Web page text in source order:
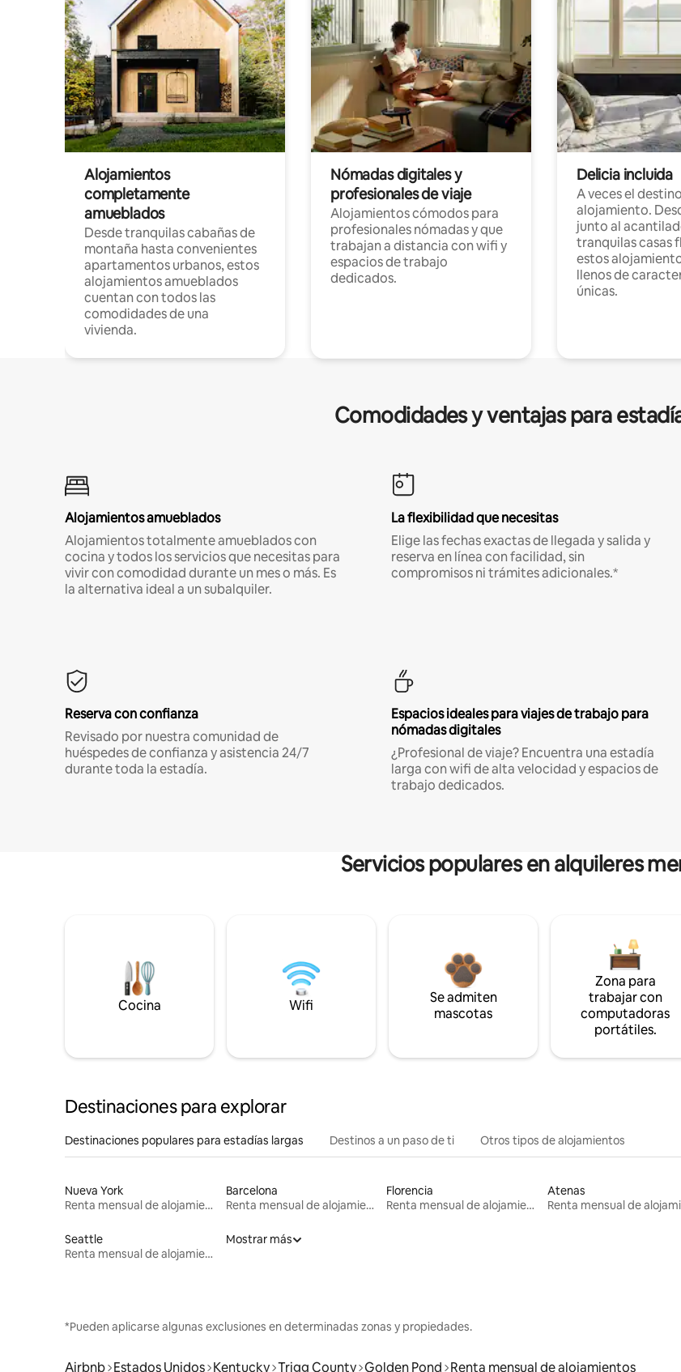
Alojamientos
completamente
amueblados
Desde tranquilas cabañas de
montaña hasta convenientes
apartamentos urbanos, estos
alojamientos amueblados
cuentan con todos las
comodidades de una
vivienda.
Nómadas digitales y
profesionales de viaje
Alojamientos cómodos para
profesionales nómadas y que
trabajan a distancia con wifi y
espacios de trabajo
dedicados.
Delicia incluida
A veces el
alojamiento.
junto al
tranquilas casas
estos
llenos de
únicas.
Comodidades y ventajas para
Alojamientos amueblados
Alojamientos totalmente amueblados con
cocina y todos los servicios que necesitas para
vivir con comodidad durante un mes o más. Es
la alternativa ideal a un subalquiler.
La flexibilidad que necesitas
Elige las fechas exactas de llegada y salida y
reserva en línea con facilidad, sin
compromisos ni trámites adicionales.*
Reserva con confianza
Revisado por nuestra comunidad de
huéspedes de confianza y asistencia 24/7
durante toda la estadía.
Espacios ideales para viajes de trabajo para
nómadas digitales
¿Profesional de viaje? Encuentra una estadía
larga con wifi de alta velocidad y espacios de
trabajo dedicados.
Servicios populares en alquileres
Cocina Wifi
Se admiten
mascotas
Zona para
trabajar con
computadoras
portátiles.
Destinaciones para explorar
Destinaciones populares para estadías largas Destinos a un paso de ti Otros tipos de alojamientos
Nueva York
Renta mensual de alojamientos
Barcelona
Renta mensual de alojamientos
Florencia
Renta mensual de alojamientos
Atenas
Seattle
Renta mensual de alojamientos
Mostrar más
*Pueden aplicarse algunas exclusiones en determinadas zonas y propiedades.
Airbnb Estados Unidos Kentucky Trigg County Golden Pond Renta mensual de alojamientos